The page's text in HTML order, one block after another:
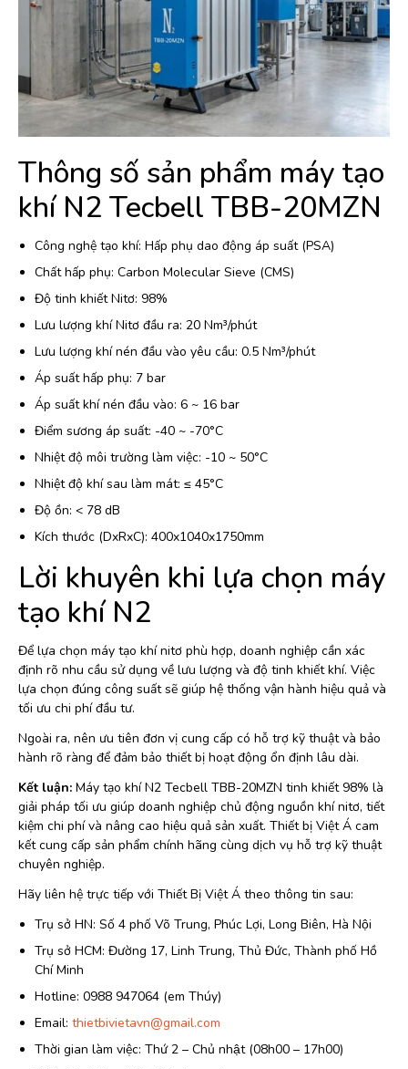
Thông số sản phẩm máy tạo
khí N2 Tecbell TBB-20MZN
Công nghệ tạo khí: Hấp phụ dao động áp suất (PSA)
Chất hấp phụ: Carbon Molecular Sieve (CMS)
Độ tinh khiết Nitơ: 98%
Lưu lượng khí Nitơ đầu ra: 20 Nm³/phút
Lưu lượng khí nén đầu vào yêu cầu: 0.5 Nm³/phút
Áp suất hấp phụ: 7 bar
Áp suất khí nén đầu vào: 6 ~ 16 bar
Điểm sương áp suất: -40 ~ -70°C
Nhiệt độ môi trường làm việc: -10 ~ 50°C
Nhiệt độ khí sau làm mát: ≤ 45°C
Độ ồn: < 78 dB
Kích thước (DxRxC): 400x1040x1750mm
Lời khuyên khi lựa chọn máy
tạo khí N2
Để lựa chọn máy tạo khí nitơ phù hợp, doanh nghiệp cần xác
định rõ nhu cầu sử dụng về lưu lượng và độ tinh khiết khí. Việc
lựa chọn đúng công suất sẽ giúp hệ thống vận hành hiệu quả và
tối ưu chi phí đầu tư.
Ngoài ra, nên ưu tiên đơn vị cung cấp có hỗ trợ kỹ thuật và bảo
hành rõ ràng để đảm bảo thiết bị hoạt động ổn định lâu dài.
Kết luận: Máy tạo khí N2 Tecbell TBB-20MZN tinh khiết 98% là
giải pháp tối ưu giúp doanh nghiệp chủ động nguồn khí nitơ, tiết
kiệm chi phí và nâng cao hiệu quả sản xuất. Thiết bị Việt Á cam
kết cung cấp sản phẩm chính hãng cùng dịch vụ hỗ trợ kỹ thuật
chuyên nghiệp.
Hãy liên hệ trực tiếp với Thiết Bị Việt Á theo thông tin sau:
Trụ sở HN: Số 4 phố Võ Trung, Phúc Lợi, Long Biên, Hà Nội
Trụ sở HCM: Đường 17, Linh Trung, Thủ Đức, Thành phố Hồ
Chí Minh
Hotline: 0988 947064 (em Thúy)
Email: thietbivietavn@gmail.com
Thời gian làm việc: Thứ 2 – Chủ nhật (08h00 – 17h00)